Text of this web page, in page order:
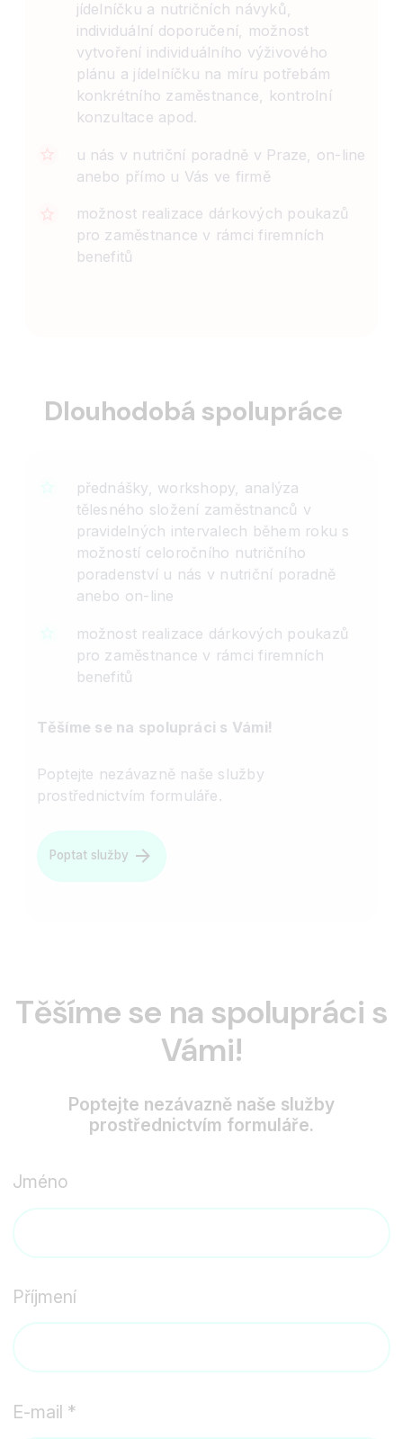
jídelníčku a nutričních návyků,
individuální doporučení, možnost
vytvoření individuálního výživového
plánu a jídelníčku na míru potřebám
konkrétního zaměstnance, kontrolní
konzultace apod.
u nás v nutriční poradně v Praze, on-line
anebo přímo u Vás ve firmě
možnost realizace dárkových poukazů
pro zaměstnance v rámci firemních
benefitů
Dlouhodobá spolupráce
přednášky, workshopy, analýza
tělesného složení zaměstnanců v
pravidelných intervalech během roku s
možností celoročního nutričního
poradenství u nás v nutriční poradně
anebo on-line
možnost realizace dárkových poukazů
pro zaměstnance v rámci firemních
benefitů
Těšíme se na spolupráci s Vámi!
Poptejte nezávazně naše služby
prostřednictvím formuláře.
Poptat služby
Těšíme se na spolupráci s
Vámi!
Poptejte nezávazně naše služby
prostřednictvím formuláře.
Jméno
Příjmení
E-mail *